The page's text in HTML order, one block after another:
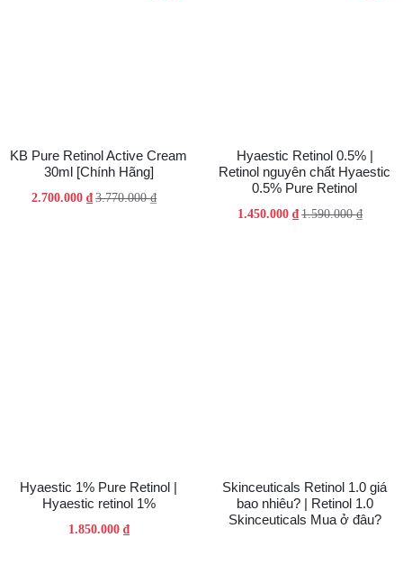
KB Pure Retinol Active Cream
30ml [Chính Hãng]
3.770.000₫
Giá
2.700.000 ₫ Giá
Hyaestic Retinol 0.5% |
Retinol nguyên chất Hyaestic
0.5% Pure Retinol
1.590.000₫
Giá
1.450.000 ₫ Giá
Hyaestic 1% Pure Retinol |
Hyaestic retinol 1%
1.850.000 ₫
Skinceuticals Retinol 1.0 giá
bao nhiêu? | Retinol 1.0
Skinceuticals Mua ở đâu?